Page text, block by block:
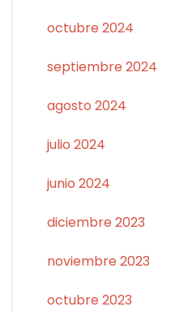
octubre 2024
septiembre 2024
agosto 2024
julio 2024
junio 2024
diciembre 2023
noviembre 2023
octubre 2023